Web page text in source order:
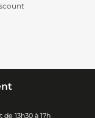
13h30 à 17h